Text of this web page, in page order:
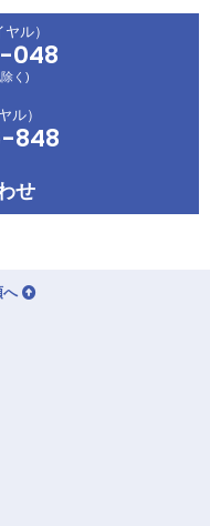
ル）
048
く)
ル）
848
せ
へ